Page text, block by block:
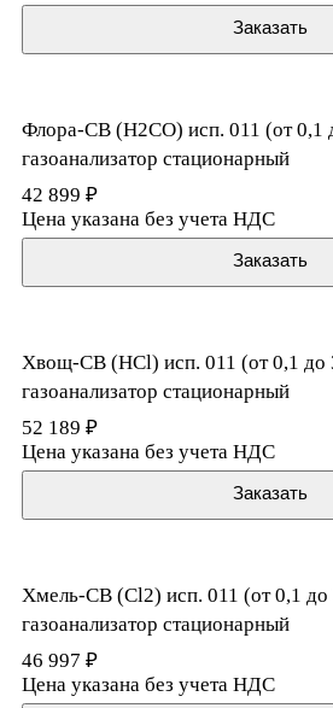
Заказать
Флора-СВ (H2CO) исп. 011 (от 0,1
газоанализатор стационарный
42 899 ₽
Цена указана без учета НДС
Заказать
Хвощ-СВ (HCl) исп. 011 (от 0,1 до
газоанализатор стационарный
52 189 ₽
Цена указана без учета НДС
Заказать
Хмель-СВ (Cl2) исп. 011 (от 0,1
газоанализатор стационарный
46 997 ₽
Цена указана без учета НДС